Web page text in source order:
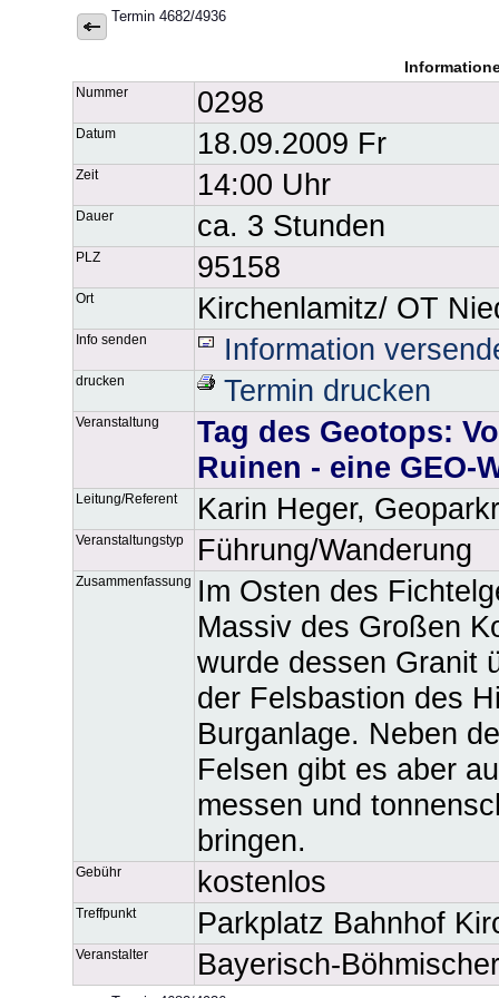
Termin 4682/4936
Nummer 0298
Datum 18.09.2009 Fr
Zeit 14:00 Uhr
Dauer ca. 3 Stunden
PLZ 95158
Ort Kirchenlamitz/ OT
Info senden Information
drucken Termin drucken
Veranstaltung
Tag des Geotops:
Ruinen - eine GEO-
Leitung/Referent Karin Heger,
Veranstaltungstyp Führung/Wanderung
Zusammenfassung
Im Osten des
Massiv des Großen
wurde dessen Granit
der Felsbastion des
Burganlage. Neben
Felsen gibt es aber
messen und
bringen.
Gebühr kostenlos
Treffpunkt Parkplatz Bahnhof
Veranstalter Bayerisch-